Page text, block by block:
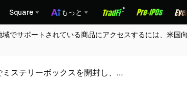
Square もっと
でサポートされている商品にアクセスするには、米国
ステリーボックスを開封し、